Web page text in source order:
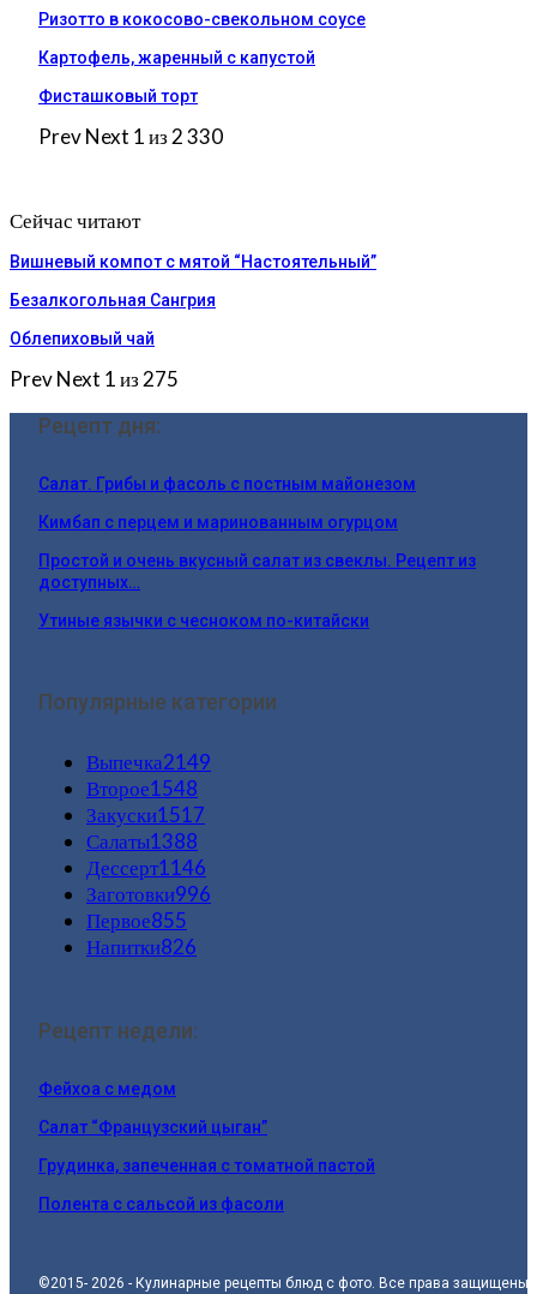
Ризотто в кокосово-свекольном соусе
Картофель, жаренный с капустой
Фисташковый торт
PrevNext 1 из 2 330
Сейчас читают
Вишневый компот с мятой “Настоятельный”
Безалкогольная Сангрия
Облепиховый чай
PrevNext 1 из 275
Рецепт дня:
Салат. Грибы и фасоль с постным майонезом
Кимбап с перцем и маринованным огурцом
Простой и очень вкусный салат из свеклы. Рецепт из
доступных…
Утиные язычки с чесноком по-китайски
Популярные категории
Выпечка2149
Второе1548
Закуски1517
Салаты1388
Дессерт1146
Заготовки996
Первое855
Напитки826
Рецепт недели:
Фейхоа с медом
Салат “Французский цыган”
Грудинка, запеченная с томатной пастой
Полента с сальсой из фасоли
©2015- 2026 - Кулинарные рецепты блюд с фото. Все права защищены.